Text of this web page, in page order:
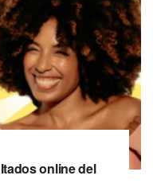
online del